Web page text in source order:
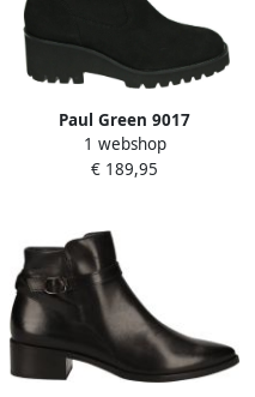
Paul Green 9017
Volwassenen Laarsjes Kleur
Zwart
1 webshop
€ 189,95